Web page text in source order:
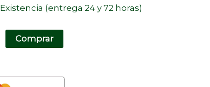
Existencia (entrega 24 y 72 horas)
Comprar